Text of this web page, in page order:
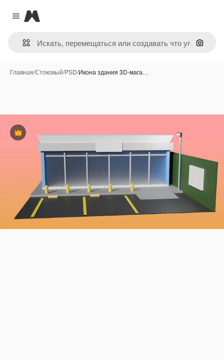
Close menu
Magnific
Поиск
Главная/Стоковый/PSD/Икона здания 3D-мага…
Премиум